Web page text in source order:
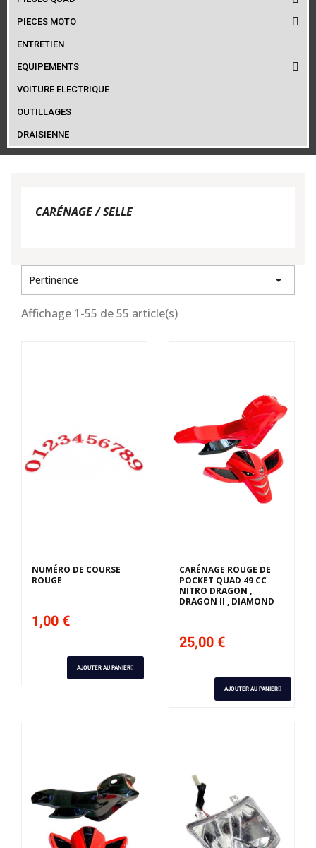
PIECES MOTO
ENTRETIEN
EQUIPEMENTS
VOITURE ELECTRIQUE
OUTILLAGES
DRAISIENNE
CARÉNAGE / SELLE
Pertinence 
Affichage 1-55 de 55 article(s)
NUMÉRO DE COURSE
ROUGE
1,00 €
AJOUTER AU PANIER
CARÉNAGE ROUGE DE
POCKET QUAD 49 CC
NITRO DRAGON ,
DRAGON II , DIAMOND
25,00 €
AJOUTER AU PANIER